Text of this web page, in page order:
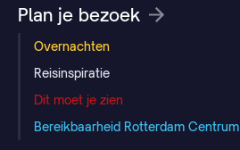
Plan je bezoek
Overnachten
Reisinspiratie
Dit moet je zien
Bereikbaarheid Rotterdam Centrum